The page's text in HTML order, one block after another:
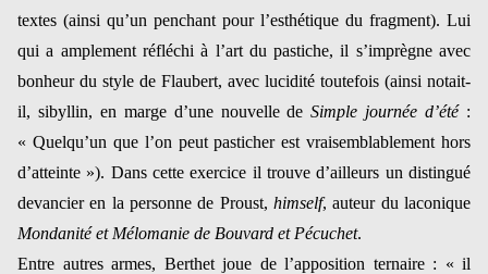
textes (ainsi qu’un penchant pour l’esthétique du fragment). Lui
qui a amplement réfléchi à l’art du pastiche, il s’imprègne avec
bonheur du style de Flaubert, avec lucidité toutefois (ainsi notait-
il, sibyllin, en marge d’une nouvelle deSimple journée d’été:
« Quelqu’un que l’on peut pasticher est vraisemblablement hors
d’atteinte »). Dans cette exercice il trouve d’ailleurs un distingué
devancier en la personne de Proust, himself, auteur du laconique
Mondanité et Mélomanie de Bouvard et Pécuchet.
Entre autres armes, Berthet joue de l’apposition ternaire : « il